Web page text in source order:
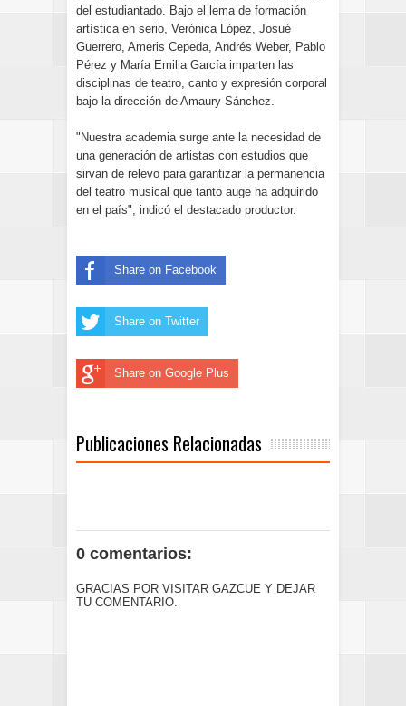
del estudiantado. Bajo el lema de formación
artística en serio, Verónica López, Josué
Guerrero, Ameris Cepeda, Andrés Weber, Pablo
Pérez y María Emilia García imparten las
disciplinas de teatro, canto y expresión corporal
bajo la dirección de Amaury Sánchez.
"Nuestra academia surge ante la necesidad de
una generación de artistas con estudios que
sirvan de relevo para garantizar la permanencia
del teatro musical que tanto auge ha adquirido
en el país", indicó el destacado productor.
Share on Facebook
Share on Twitter
Share on Google Plus
Publicaciones Relacionadas
0 comentarios:
GRACIAS POR VISITAR GAZCUE Y DEJAR
TU COMENTARIO.